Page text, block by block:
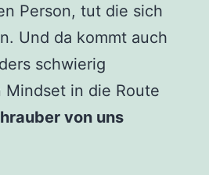
Person, tut die sich
Und da kommt auch
schwierig
Mindset in die Route
von uns